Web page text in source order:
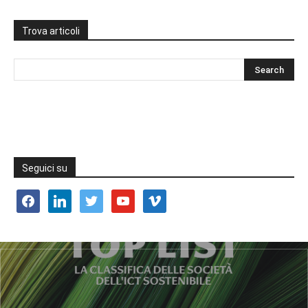
Trova articoli
Seguici su
facebooklinkedin twitter youtube vimeo